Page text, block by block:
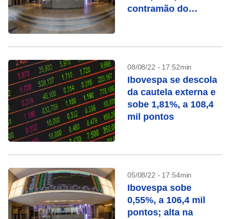
contramão do
08/08/22 - 17:52min
Ibovespa se descola
da cautela externa e
sobe 1,81%, a 108,4
mil pontos
05/08/22 - 17:54min
Ibovespa sobe
0,55%, a 106,4 mil
pontos; alta na